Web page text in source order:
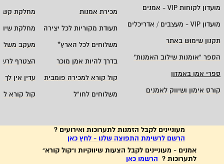
מועדון לקוחותVIP - אמנים מכירת אמנות
מחלקת
מועדון
מעצבים / אדריכלים תעודת מקוריות לכל יצירה
מחלקת
תקנון שימוש באתר
משלוחים לכל הארץ*
מעקב
הספר "אומנות שילוב האמנות" בדרך להיות אמן מוכר
הצטרף
ספרי אמן באמזון
קול קורא למכירה פומבית
עדין אין לך
קורס אימון ושיווק לאמנים
משלוחים לחו"ל קול קורא
מעוניינים לקבל הזמנות לתערוכות ואירועים ?
הרשם לרשימת התפוצה שלנו - לחץ כאן
אמנים - מעוניינים לקבל הצעות שיווקיות ו"קול קורא"
לתערוכות ? הרשמו כאן